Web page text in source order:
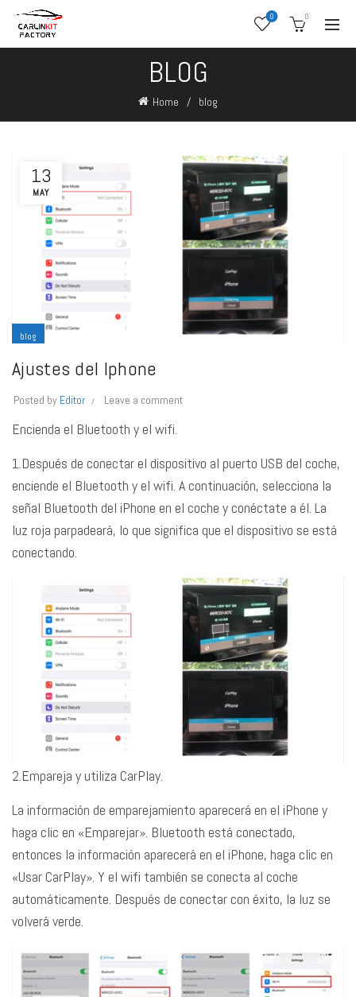
0 0
BLOG
Home blog
13
MAY
blog
Ajustes del Iphone
Posted by Editor Leave a comment
Encienda el Bluetooth y el wifi.
1.Después de conectar el dispositivo al puerto USB del coche,
enciende el Bluetooth y el wifi. A continuación, selecciona la
señal Bluetooth del iPhone en el coche y conéctate a él. La
luz roja parpadeará, lo que significa que el dispositivo se está
conectando.
2.Empareja y utiliza CarPlay.
La información de emparejamiento aparecerá en el iPhone y
haga clic en «Emparejar». Bluetooth está conectado,
entonces la información aparecerá en el iPhone, haga clic en
«Usar CarPlay». Y el wifi también se conecta al coche
automáticamente. Después de conectar con éxito, la luz se
volverá verde.